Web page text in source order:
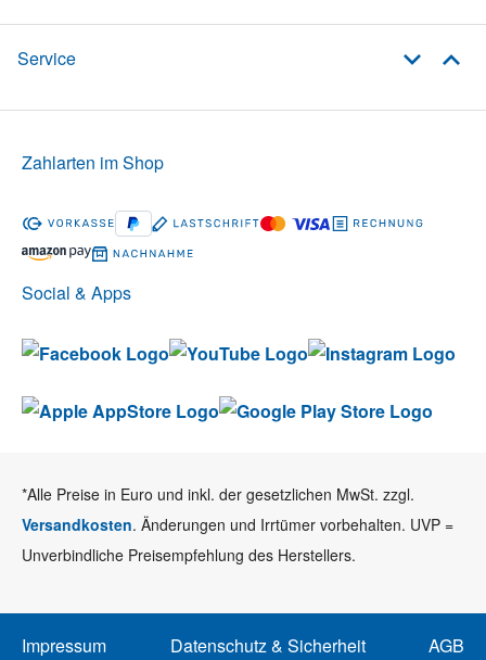
Service
Social & Apps
Zahlarten im Shop
*Alle Preise in Euro und inkl. der gesetzlichen MwSt. zzgl.
Versandkosten. Änderungen und Irrtümer vorbehalten. UVP =
Unverbindliche Preisempfehlung des Herstellers.
Impressum Datenschutz & Sicherheit AGB